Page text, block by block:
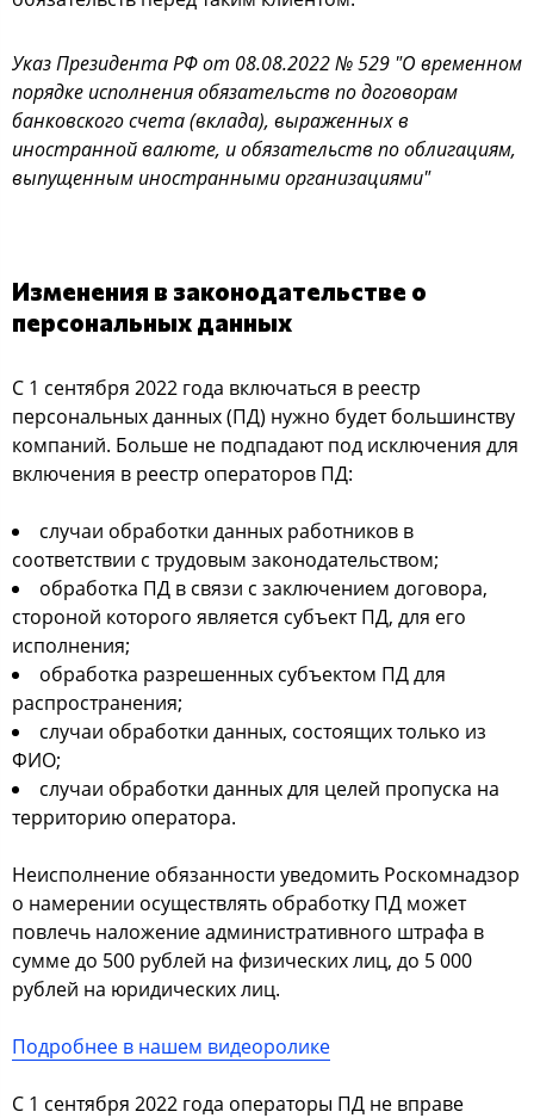
Указ Президента РФ от 08.08.2022 № 529 "О временном
порядке исполнения обязательств по договорам
банковского счета (вклада), выраженных в
иностранной валюте, и обязательств по облигациям,
выпущенным иностранными организациями"
Изменения в законодательстве о
персональных данных
С 1 сентября 2022 года включаться в реестр
персональных данных (ПД) нужно будет большинству
компаний. Больше не подпадают под исключения для
включения в реестр операторов ПД:
случаи обработки данных работников в
соответствии с трудовым законодательством;
обработка ПД в связи с заключением договора,
стороной которого является субъект ПД, для его
исполнения;
обработка разрешенных субъектом ПД для
распространения;
случаи обработки данных, состоящих только из
ФИО;
случаи обработки данных для целей пропуска на
территорию оператора.
Неисполнение обязанности уведомить Роскомнадзор
о намерении осуществлять обработку ПД может
повлечь наложение административного штрафа в
сумме до 500 рублей на физических лиц, до 5 000
рублей на юридических лиц.
Подробнее в нашем видеоролике
С 1 сентября 2022 года операторы ПД не вправе